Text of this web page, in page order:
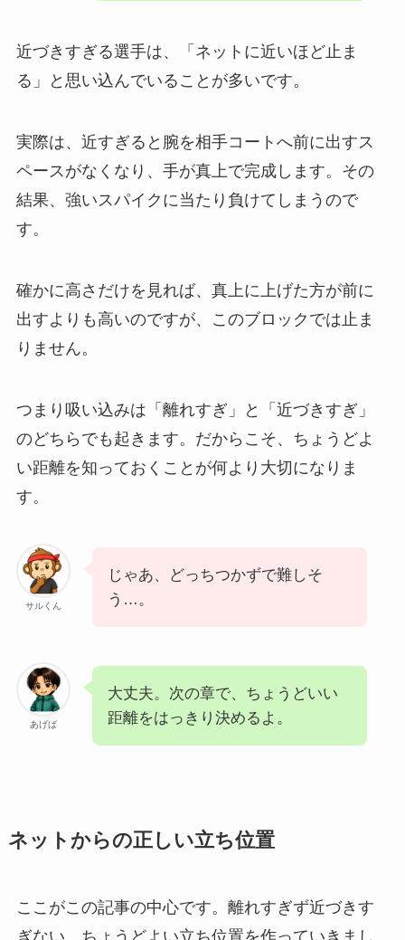
近づきすぎる選手は、「ネットに近いほど止ま
る」と思い込んでいることが多いです。
実際は、近すぎると腕を相手コートへ前に出すス
ペースがなくなり、手が真上で完成します。その
結果、強いスパイクに当たり負けてしまうので
す。
確かに高さだけを見れば、真上に上げた方が前に
出すよりも高いのですが、このブロックでは止ま
りません。
つまり吸い込みは「離れすぎ」と「近づきすぎ」
のどちらでも起きます。だからこそ、ちょうどよ
い距離を知っておくことが何より大切になりま
す。
サルくん
じゃあ、どっちつかずで難しそ
う…。
あげば
大丈夫。次の章で、ちょうどいい
距離をはっきり決めるよ。
ネットからの正しい立ち位置
ここがこの記事の中心です。離れすぎず近づきす